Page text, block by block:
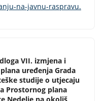
na-javnu-raspravu.
VII. izmjena i
uređenja Grada
studije o utjecaju
Prostornog plana